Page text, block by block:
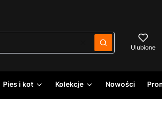
WyczyśćSzukaj Ulubione
Pies i kot Kolekcje Nowości